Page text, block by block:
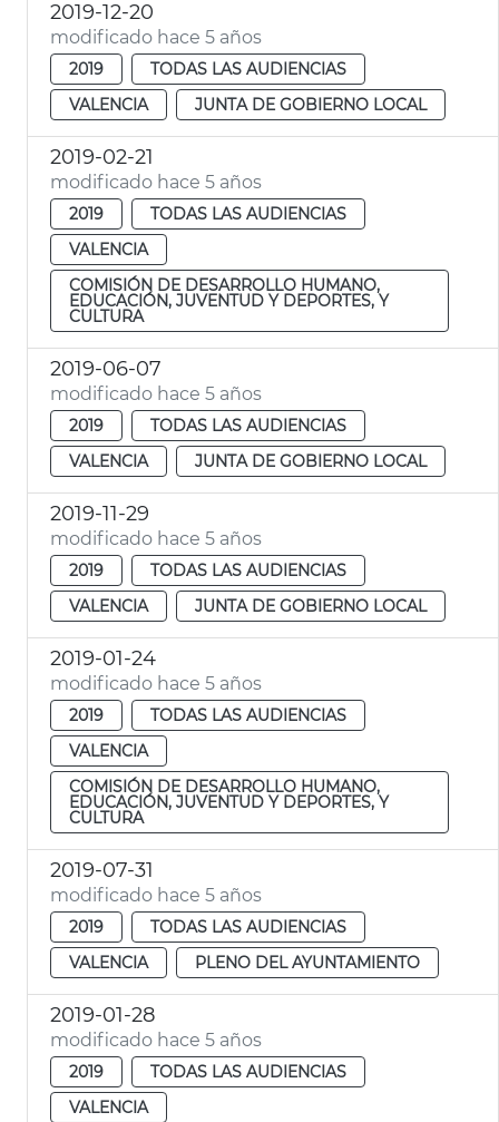
2019-12-20
modificado hace 5 años
2019
TODAS LAS AUDIENCIAS
VALENCIA
JUNTA DE GOBIERNO LOCAL
2019-02-21
modificado hace 5 años
2019
TODAS LAS AUDIENCIAS
VALENCIA
COMISIÓN DE DESARROLLO HUMANO,
EDUCACIÓN, JUVENTUD Y DEPORTES, Y
CULTURA
2019-06-07
modificado hace 5 años
2019
TODAS LAS AUDIENCIAS
VALENCIA
JUNTA DE GOBIERNO LOCAL
2019-11-29
modificado hace 5 años
2019
TODAS LAS AUDIENCIAS
VALENCIA
JUNTA DE GOBIERNO LOCAL
2019-01-24
modificado hace 5 años
2019
TODAS LAS AUDIENCIAS
VALENCIA
COMISIÓN DE DESARROLLO HUMANO,
EDUCACIÓN, JUVENTUD Y DEPORTES, Y
CULTURA
2019-07-31
modificado hace 5 años
2019
TODAS LAS AUDIENCIAS
VALENCIA
PLENO DEL AYUNTAMIENTO
2019-01-28
modificado hace 5 años
2019
TODAS LAS AUDIENCIAS
VALENCIA